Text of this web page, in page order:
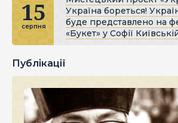
15
серпня
Україна бореться!
буде представлено на
«Букет» у Софії
Публікації